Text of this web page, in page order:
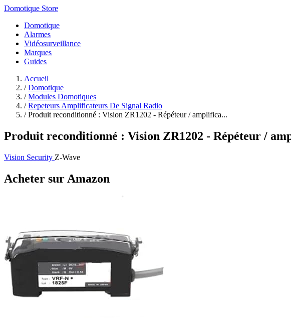
Domotique Store
Domotique
Alarmes
Vidéosurveillance
Marques
Guides
Accueil
/ Domotique
/ Modules Domotiques
/ Repeteurs Amplificateurs De Signal Radio
/ Produit reconditionné : Vision ZR1202 - Répéteur / amplifica...
Produit reconditionné : Vision ZR1202 - Répéteur /
Vision Security Z-Wave
Acheter sur Amazon